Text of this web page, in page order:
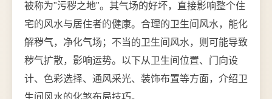
被称为"污秽之地"。其气场的好坏，直接影响整个住
宅的风水与居住者的健康。合理的卫生间风水，能化
解秽气，净化气场；不当的卫生间风水，则可能导致
秽气扩散，影响运势。以下从卫生间位置、门向设
计、色彩选择、通风采光、装饰布置等方面，介绍卫
生间风水的化煞布局技巧。